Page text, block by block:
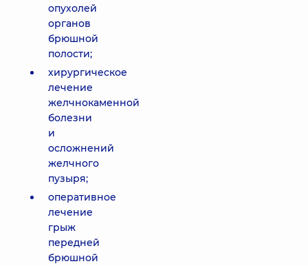
опухолей
органов
брюшной
полости;
хирургическое
лечение
желчнокаменной
болезни
и
осложнений
желчного
пузыря;
оперативное
лечение
грыж
передней
брюшной